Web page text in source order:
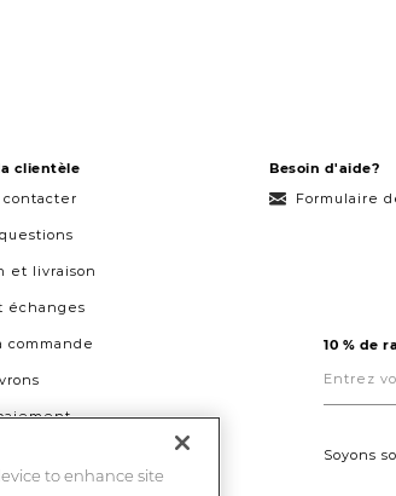
clientèle
contacter
et livraison
échanges
commande
Besoin d'aide?
Formulaire
10 % de
votre
Soyons
to enhance site